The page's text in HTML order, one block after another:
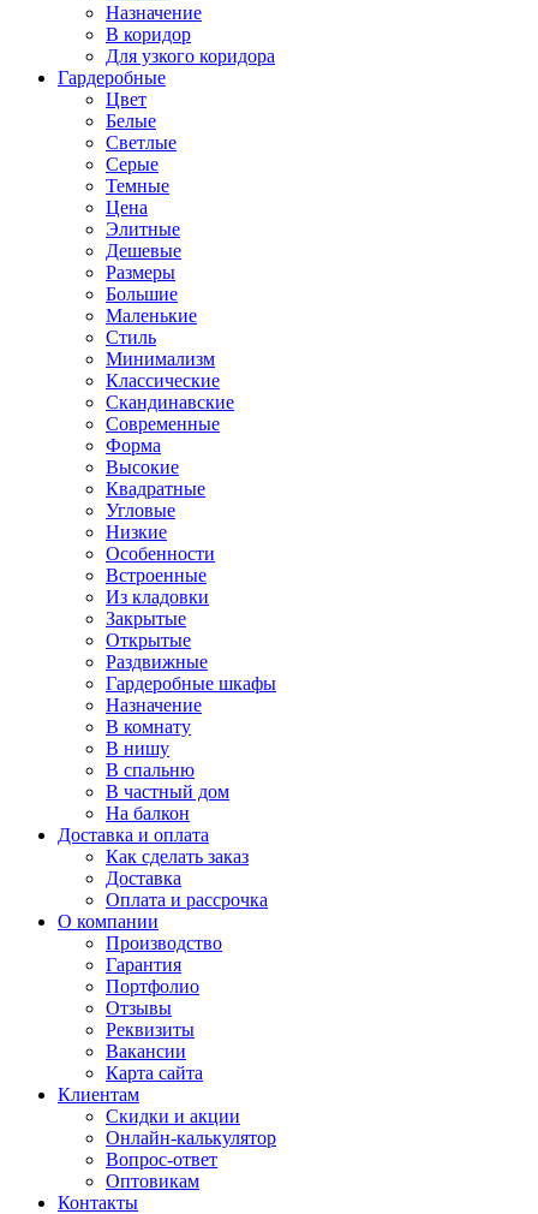
Назначение
В коридор
Для узкого коридора
Гардеробные
Цвет
Белые
Светлые
Серые
Темные
Цена
Элитные
Дешевые
Размеры
Большие
Маленькие
Стиль
Минимализм
Классические
Скандинавские
Современные
Форма
Высокие
Квадратные
Угловые
Низкие
Особенности
Встроенные
Из кладовки
Закрытые
Открытые
Раздвижные
Гардеробные шкафы
Назначение
В комнату
В нишу
В спальню
В частный дом
На балкон
Доставка и оплата
Как сделать заказ
Доставка
Оплата и рассрочка
О компании
Производство
Гарантия
Портфолио
Отзывы
Реквизиты
Вакансии
Карта сайта
Клиентам
Скидки и акции
Онлайн-калькулятор
Вопрос-ответ
Оптовикам
Контакты